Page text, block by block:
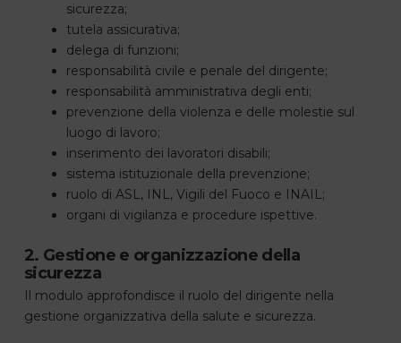
sicurezza;
tutela assicurativa;
delega di funzioni;
responsabilità civile e penale del dirigente;
responsabilità amministrativa degli enti;
prevenzione della violenza e delle molestie sul
luogo di lavoro;
inserimento dei lavoratori disabili;
sistema istituzionale della prevenzione;
ruolo di ASL, INL, Vigili del Fuoco e INAIL;
organi di vigilanza e procedure ispettive.
2. Gestione e organizzazione della
sicurezza
Il modulo approfondisce il ruolo del dirigente nella
gestione organizzativa della salute e sicurezza.